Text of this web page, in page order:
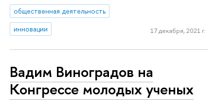
общественная деятельность
инновации
17 декабря, 2021 г.
Вадим Виноградов на
Конгрессе молодых ученых